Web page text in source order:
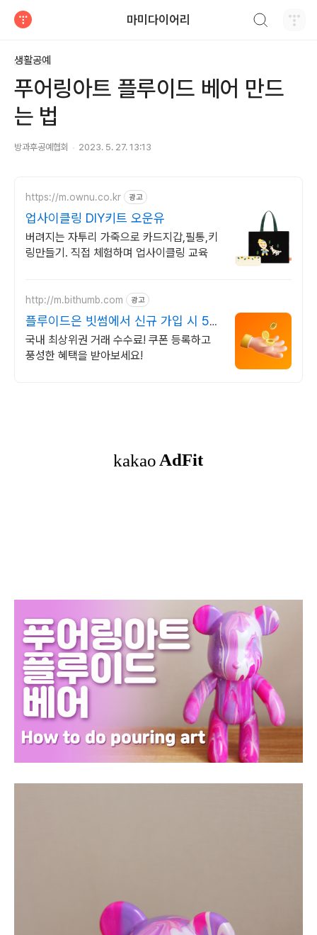
마미다이어리
생활공예
푸어링아트 플루이드 베어 만드
는 법
방과후공예협회 2023. 5. 27. 13:13
https://m.ownu.co.kr 광고
업사이클링 DIY키트 오운유
버려지는 자투리 가죽으로 카드지갑,필통,키
링만들기. 직접 체험하며 업사이클링 교육
http://m.bithumb.com 광고
플루이드은 빗썸에서 신규 가입 시 5만
원 혜택
국내 최상위권 거래 수수료! 쿠폰 등록하고
풍성한 혜택을 받아보세요!